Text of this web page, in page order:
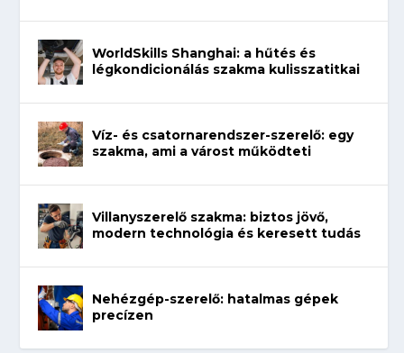
WorldSkills Shanghai: a hűtés és
légkondicionálás szakma kulisszatitkai
Víz- és csatornarendszer-szerelő: egy
szakma, ami a várost működteti
Villanyszerelő szakma: biztos jövő,
modern technológia és keresett tudás
Nehézgép-szerelő: hatalmas gépek
precízen